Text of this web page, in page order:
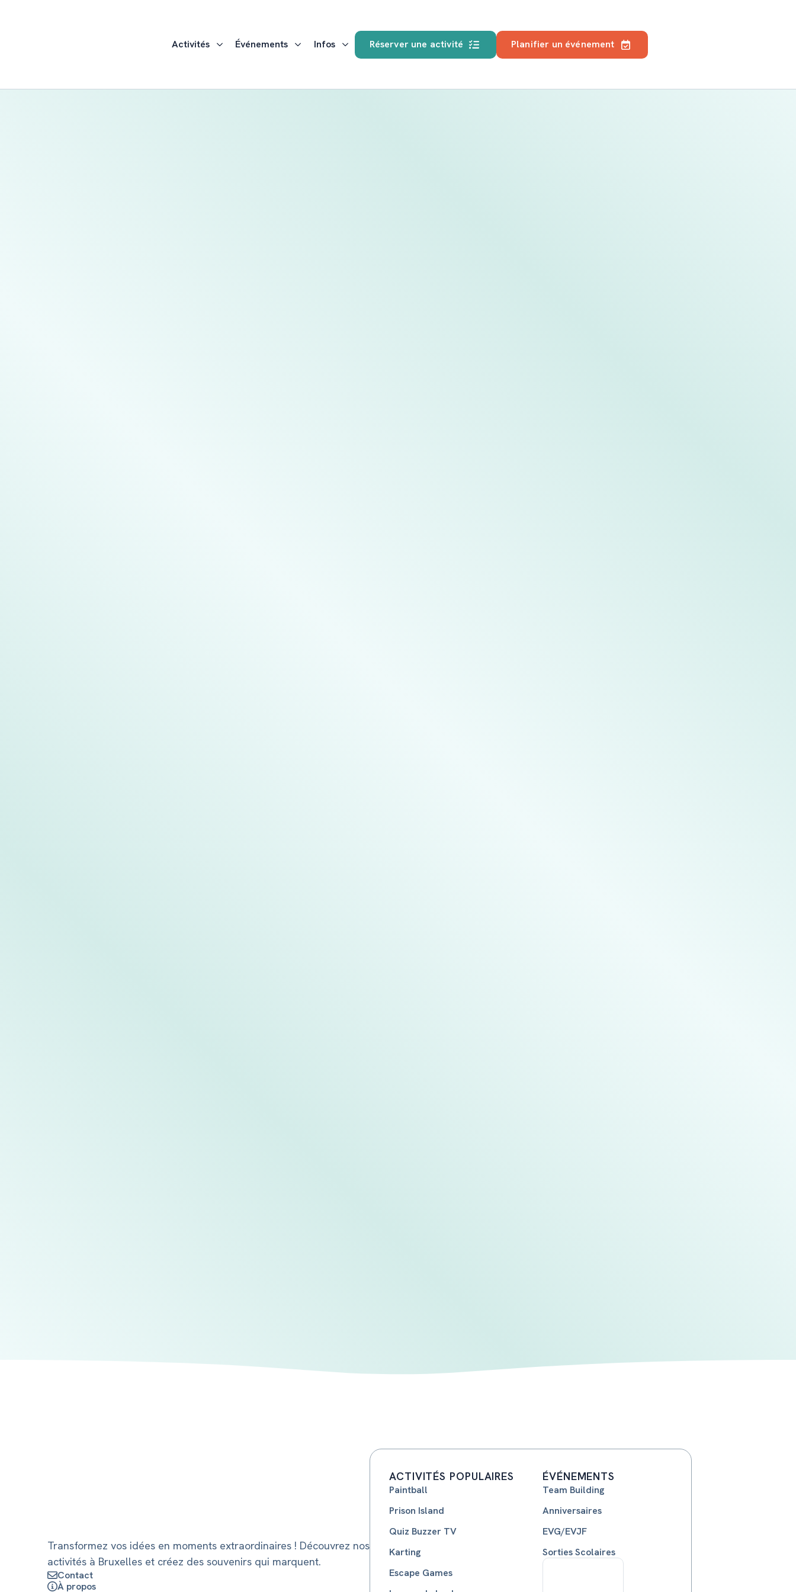
Activités Événements Infos Réserver une activité Planifier un événement
Transformez vos idées en moments extraordinaires ! Découvrez nos
activités à Bruxelles et créez des souvenirs qui marquent.
Contact
À propos
ACTIVITÉS POPULAIRES
Paintball
Prison Island
Quiz Buzzer TV
Karting
Escape Games
ÉVÉNEMENTS
Team Building
Anniversaires
EVG/EVJF
Sorties Scolaires